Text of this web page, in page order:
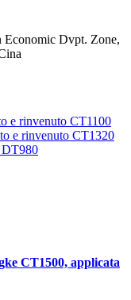
Economic Dvpt. Zone,
e rinvenuto CT1100
e rinvenuto CT1320
DT980
CT1500, applicata